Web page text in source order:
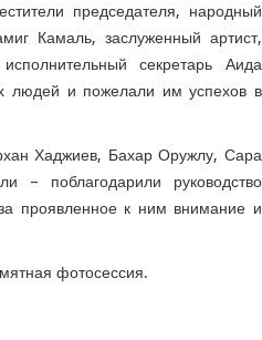
председателя, народный
Камаль, заслуженный артист,
секретарь Аида
людей и пожелали им успехов в
Хаджиев, Бахар Оружлу, Сара
– поблагодарили руководство
проявленное к ним внимание и
фотосессия.